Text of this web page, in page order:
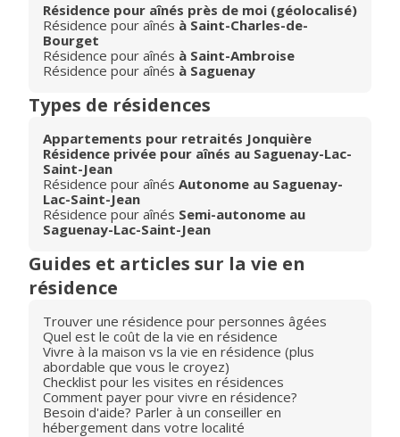
Résidence pour aînés près de moi (géolocalisé)
Résidence pour aînés à Saint-Charles-de-
Bourget
Résidence pour aînés à Saint-Ambroise
Résidence pour aînés à Saguenay
Types de résidences
Appartements pour retraités Jonquière
Résidence privée pour aînés au Saguenay-Lac-
Saint-Jean
Résidence pour aînés Autonome au Saguenay-
Lac-Saint-Jean
Résidence pour aînés Semi-autonome au
Saguenay-Lac-Saint-Jean
Guides et articles sur la vie en
résidence
Trouver une résidence pour personnes âgées
Quel est le coût de la vie en résidence
Vivre à la maison vs la vie en résidence (plus
abordable que vous le croyez)
Checklist pour les visites en résidences
Comment payer pour vivre en résidence?
Besoin d'aide? Parler à un conseiller en
hébergement dans votre localité